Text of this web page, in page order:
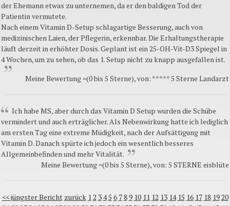
der Ehemann etwas zu unternemen, da er den baldigen Tod der
Patientin vermutete.
Nach einem Vitamin D-Setup schlagartige Besserung, auch von
medizinischen Laien, der Pflegerin, erkennbar. Die Erhaltungstherapie
läuft derzeit in erhöhter Dosis. Geplant ist ein 25-OH-Vit-D3 Spiegel in
4 Wochen, um zu sehen, ob das 1. Setup nicht zu knapp ausgefallen ist.
Meine Bewertung =(0 bis 5 Sterne), von: ***** 5 Sterne Landarzt
Ich habe MS, aber durch das Vitamin D Setup wurden die Schübe
vermindert und auch erträglicher. Als Nebenwirkung hatte ich lediglich
am ersten Tag eine extreme Müdigkeit, nach der Aufsättigung mit
Vitamin D. Danach spürte ich jedoch ein wesentlich besseres
Allgemeinbefinden und mehr Vitalität.
Meine Bewertung =(0 bis 5 Sterne), von: 5 STERNE eisblüte
<< jüngster Bericht zurück 12 345 6 789 10 11 12 13 14 15 16 17 18 1920